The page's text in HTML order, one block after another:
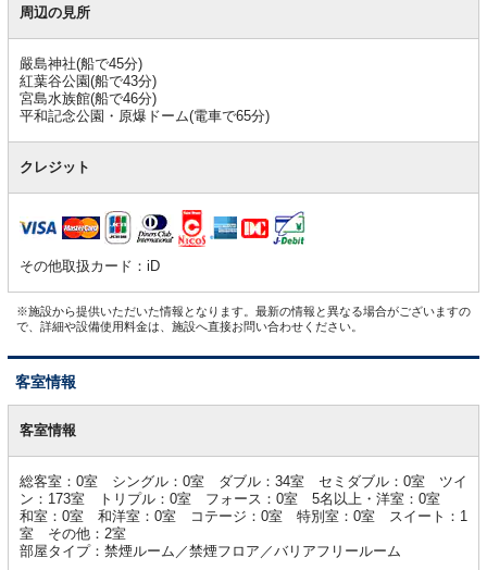
周辺の見所
嚴島神社(船で45分)
紅葉谷公園(船で43分)
宮島水族館(船で46分)
平和記念公園・原爆ドーム(電車で65分)
クレジット
その他取扱カード：iD
※施設から提供いただいた情報となります。最新の情報と異なる場合がございますの
で、詳細や設備使用料金は、施設へ直接お問い合わせください。
客室情報
室客室情報
総客室：0室 シングル：0室 ダブル：34室 セミダブル：0室 ツイ
ン：173室 トリプル：0室 フォース：0室 5名以上・洋室：0室
和室：0室 和洋室：0室 コテージ：0室 特別室：0室 スイート：1
室 その他：2室
部屋タイプ：禁煙ルーム／禁煙フロア／バリアフリールーム